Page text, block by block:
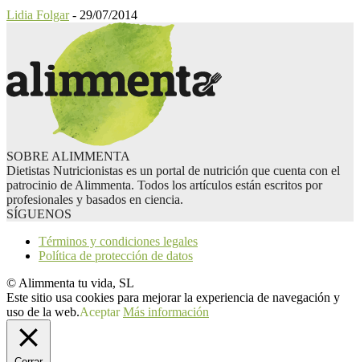
Lidia Folgar - 29/07/2014
SOBRE ALIMMENTA
Dietistas Nutricionistas es un portal de nutrición que cuenta con el
patrocinio de Alimmenta. Todos los artículos están escritos por
profesionales y basados en ciencia.
SÍGUENOS
Términos y condiciones legales
Política de protección de datos
© Alimmenta tu vida, SL
Este sitio usa cookies para mejorar la experiencia de navegación y
uso de la web.Aceptar Más información